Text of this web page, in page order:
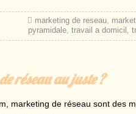
marketing de reseau,
pyramidale, travail a domicil ,
réseau au juste ?
marketing de réseau sont des